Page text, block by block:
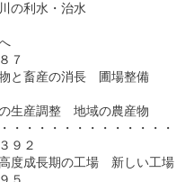
水・治水
７
産の消長　圃場整備
調整　地域の農産物
・・・・・・・・・・・・・
９２
期の工場　新しい工場